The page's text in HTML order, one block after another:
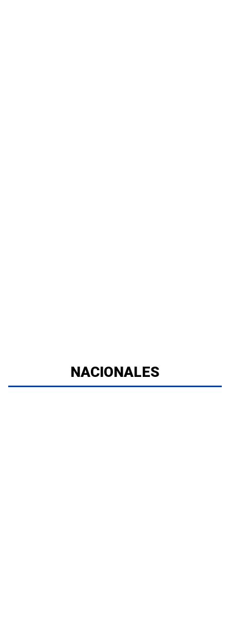
NACIONALES